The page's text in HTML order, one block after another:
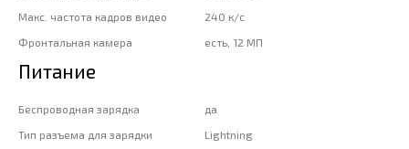
Макс. частота кадров видео
240 к/с
Фронтальная камера
есть, 12 МП
Питание
Беспроводная зарядка
да
Тип разъема для зарядки
Lightning